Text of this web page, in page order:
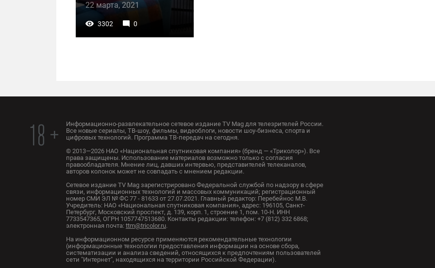
22 марта, 2021
3302 0
18 +
Информационно-развлекательное сетевое издание TV Mag для телезрителей России.
Все новые сериалы, ТВ-шоу, фильмы, видеоблоги, новости шоу-бизнеса, спорта и
цифровых технологий. Программа ТВ-передач на сегодня.
© 2013—2026 НАО «Национальная спутниковая компания» (бренд — «Триколор»). Все
права защищены. Использование материалов возможно только с согласия
правообладателя. Мнение лиц, давших интервью, представителей телеканалов,
авторов колонок может не совпадать с мнением редакции.
Сетевое издание TV Mag зарегистрировано Федеральной службой по надзору в сфере
связи, информационных технологий и массовых коммуникаций; регистрационный
номер СМИ ЭЛ № ФС 77 - 81633 от 27.07.2021. Главный редактор: Перебейнос М.В.
Учредитель: НАО «Национальная спутниковая компания», адрес: 196105, Санкт-
Петербург, Московский проспект, д. 139, корп. 1, строение 1, пом. 10-Н. ИНН
7733547365, ОГРН 1057747513680. Контакты редакции: телефон: +7 (812) 332 6868;
электронная почта: ttm@tricolor.ru.
На информационном ресурсе применяются рекомендательные технологии
(информационные технологии предоставления информации на основе сбора,
систематизации и анализа сведений, относящихся к предпочтениям пользователей
сети "Интернет", находящихся на территории Российской Федерации).